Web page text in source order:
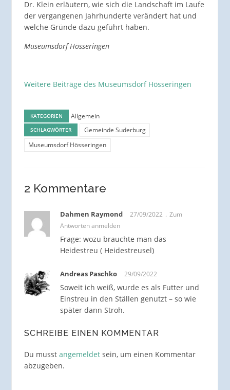
Dr. Klein erläutern, wie sich die Landschaft im Laufe
der vergangenen Jahrhunderte verändert hat und
welche Gründe dazu geführt haben.
Museumsdorf Hösseringen
Weitere Beiträge des Museumsdorf Hösseringen
KATEGORIEN Allgemein
SCHLAGWÖRTER
Gemeinde Suderburg
Museumsdorf Hösseringen
2 Kommentare
Dahmen Raymond 27/09/2022
Zum
Antworten anmelden
Frage: wozu brauchte man das
Heidestreu ( Heidestreusel)
Andreas Paschko 29/09/2022
Soweit ich weiß, wurde es als Futter und
Einstreu in den Ställen genutzt – so wie
später dann Stroh.
SCHREIBE EINEN KOMMENTAR
Du musst angemeldetsein, um einen Kommentar
abzugeben.